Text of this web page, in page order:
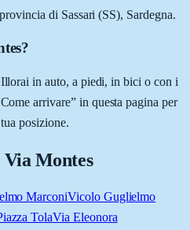
di Sassari (SS), Sardegna.
in auto, a piedi, in bici o con i
arrivare” in questa pagina per
posizione.
Via Montes
MarconiVicolo Guglielmo
TolaVia Eleonora